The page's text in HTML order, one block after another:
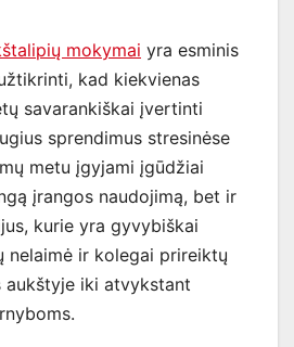
mokymai yra esminis
kad kiekvienas
savarankiškai įvertinti
sprendimus stresinėse
metu įgyjami įgūdžiai
įrangos naudojimą, bet ir
kurie yra gyvybiškai
nelaimė ir kolegai prireiktų
aukštyje iki atvykstant